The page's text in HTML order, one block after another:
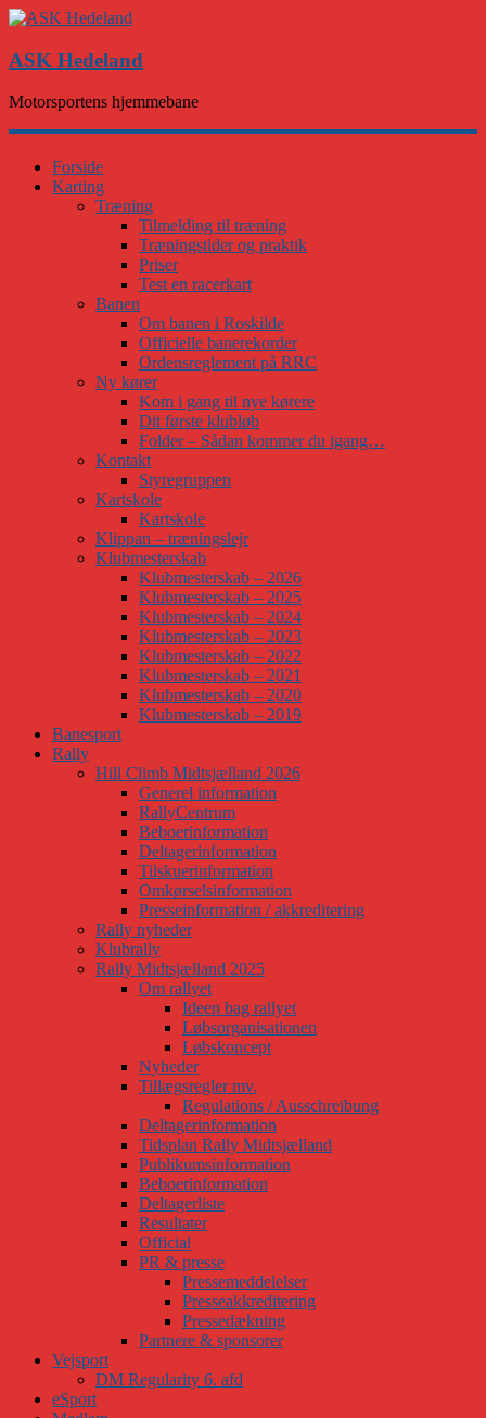
ASK Hedeland
Motorsportens hjemmebane
Forside
Karting
Træning
Tilmelding til træning
Træningstider og praktik
Priser
Test en racerkart
Banen
Om banen i Roskilde
Officielle banerekorder
Ordensreglement på RRC
Ny kører
Kom i gang til nye kørere
Dit første klubløb
Folder – Sådan kommer du igang…
Kontakt
Styregruppen
Kartskole
Kartskole
Klippan – træningslejr
Klubmesterskab
Klubmesterskab – 2026
Klubmesterskab – 2025
Klubmesterskab – 2024
Klubmesterskab – 2023
Klubmesterskab – 2022
Klubmesterskab – 2021
Klubmesterskab – 2020
Klubmesterskab – 2019
Banesport
Rally
Hill Climb Midtsjælland 2026
Generel information
RallyCentrum
Beboerinformation
Deltagerinformation
Tilskuerinformation
Omkørselsinformation
Presseinformation / akkreditering
Rally nyheder
Klubrally
Rally Midtsjælland 2025
Om rallyet
Ideen bag rallyet
Løbsorganisationen
Løbskoncept
Nyheder
Tillægsregler mv.
Regulations / Ausschreibung
Deltagerinformation
Tidsplan Rally Midtsjælland
Publikumsinformation
Beboerinformation
Deltagerliste
Resultater
Official
PR & presse
Pressemeddelelser
Presseakkreditering
Pressedækning
Partnere & sponsorer
Vejsport
DM Regularity 6. afd
eSport